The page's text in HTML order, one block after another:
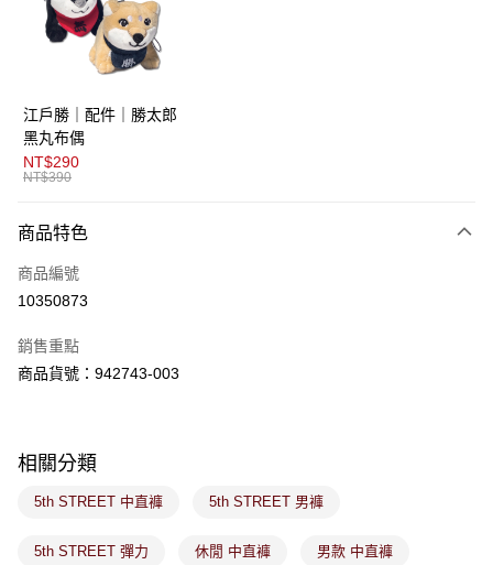
AFTEE先享後付
【關於「AFTEE先享後付」】
便利好安心！
１．簡單：不需註冊會員、不需綁卡、不需儲值。
２．便利：只要手機號碼，簡訊認證，即可結帳。
３．安心：先確認商品／服務後，再付款。
１．於結帳方式選擇「AFTEE先享後付」後，將跳轉至「AFTEE先享後付」
２．訂單成立數日內，您將收到繳費通知簡訊。
３．收到繳費通知簡訊後14天內，點擊此簡訊中的連結，可透過四大超商／
購買商品的店家。未經商家同意取消之訂單仍視為有效，需透過AFTEE先享
後付繳納相關費用。
【注意事項】
易，需依本服務之必要範圍內提供個人資料，並將交易相關給付款項請求債
２．關於個人資料處理事宜，請瀏覽以下網址：
運送方式
全家取貨付款
免運費
免運費
7-11取貨付款
免運費
江戶勝｜配件｜勝太郎
黑丸布偶
NT$290
NT$390
商品特色
商品編號
10350873
銷售重點
商品貨號：942743-003
相關分類
5th STREET 中直褲 5th STREET 男褲
5th STREET 彈力 休閒 中直褲 男款 中直褲